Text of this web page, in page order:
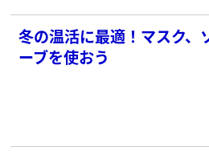
冬の温活に最適！マスク、
ーブを使おう